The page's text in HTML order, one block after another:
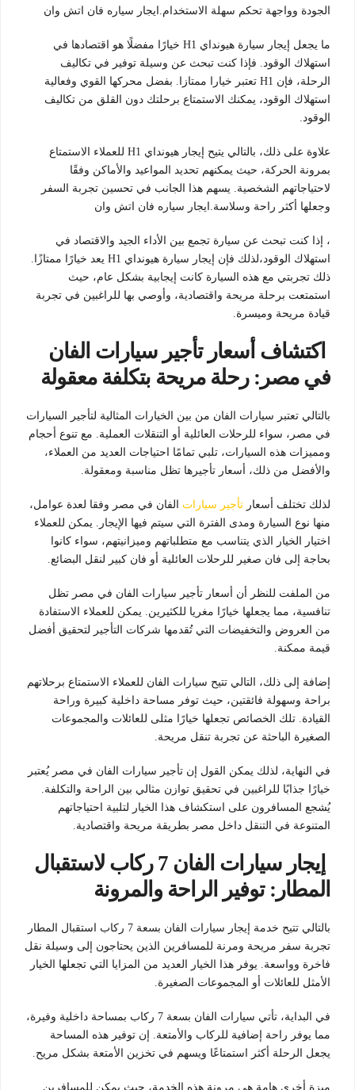
الجودة وواجهة تحكم سهلة الاستخدام.ايجار سياره فان اتش وان
ما يجعل إيجار سيارة هيونداي H1 خيارًا مفضلًا هو اقتصادها في
استهلاك الوقود. فإذا كنت تبحث عن وسيلة توفير في تكاليف
الرحلة، فإن H1 تعتبر خيارا ممتازا. بفضل محركها القوي وفعالية
استهلاك الوقود، يمكنك الاستمتاع برحلتك دون القلق من تكاليف
الوقود.
علاوة على ذلك، بالتالي يتيح إيجار هيونداي H1 للعملاء الاستمتاع
بمرونة الحركة، حيث يمكنهم تحديد المواعيد والأماكن وفقًا
لاحتياجاتهم الشخصية. يسهم هذا الجانب في تحسين تجربة السفر
وجعلها أكثر راحة وسلاسة.ايجار سياره فان اتش وان
، إذا كنت تبحث عن سيارة تجمع بين الأداء الجيد والاقتصاد في
استهلاك الوقود،لذلك فإن إيجار سيارة هيونداي H1 يعد خيارًا ممتازًا.
ذلك تجربتي مع هذه السيارة كانت إيجابية بشكل عام، حيث
استمتعت برحلة مريحة واقتصادية، وأوصي بها للراغبين في تجربة
قيادة مريحة وميسرة.
اكتشاف أسعار تأجير سيارات الفان
في مصر: رحلة مريحة بتكلفة معقولة
بالتالي تعتبر سيارات الفان من بين الخيارات المثالية لتأجير السيارات
في مصر، سواء للرحلات العائلية أو التنقلات العملية. مع تنوع أحجام
ومميزات هذه السيارات، تلبي تمامًا احتياجات العديد من العملاء،
والأفضل من ذلك، أسعار تأجيرها تظل مناسبة ومعقولة.
لذلك تختلف أسعار تأجير سيارات الفان في مصر وفقا لعدة عوامل،
منها نوع السيارة ومدى الفترة التي سيتم فيها الإيجار. يمكن للعملاء
اختيار الخيار الذي يتناسب مع متطلباتهم وميزانيتهم، سواء كانوا
بحاجة إلى فان صغير للرحلات العائلية أو فان كبير لنقل البضائع.
من الملفت للنظر أن أسعار تأجير سيارات الفان في مصر تظل
تنافسية، مما يجعلها خيارًا مغريا للكثيرين. يمكن للعملاء الاستفادة
من العروض والتخفيضات التي تُقدمها شركات التأجير لتحقيق أفضل
قيمة ممكنة.
إضافة إلى ذلك، التالي تتيح سيارات الفان للعملاء الاستمتاع برحلاتهم
براحة وسهولة فائقتين، حيث توفر مساحة داخلية كبيرة وراحة
القيادة. تلك الخصائص تجعلها خيارًا مثلى للعائلات والمجموعات
الصغيرة الباحثة عن تجربة تنقل مريحة.
في النهاية، لذلك يمكن القول إن تأجير سيارات الفان في مصر يُعتبر
خيارًا جذابًا للراغبين في تحقيق توازن مثالي بين الراحة والتكلفة.
يُشجع المسافرون على استكشاف هذا الخيار لتلبية احتياجاتهم
المتنوعة في التنقل داخل مصر بطريقة مريحة واقتصادية.
إيجار سيارات الفان 7 ركاب لاستقبال
المطار: توفير الراحة والمرونة
بالتالي تتيح خدمة إيجار سيارات الفان بسعة 7 ركاب استقبال المطار
تجربة سفر مريحة ومرنة للمسافرين الذين يحتاجون إلى وسيلة نقل
فاخرة وواسعة. يوفر هذا الخيار العديد من المزايا التي تجعلها الخيار
الأمثل للعائلات أو المجموعات الصغيرة.
في البداية، تأتي سيارات الفان بسعة 7 ركاب بمساحة داخلية وفيرة،
مما يوفر راحة إضافية للركاب والأمتعة. إن توفير هذه المساحة
يجعل الرحلة أكثر استمتاعًا ويسهم في تخزين الأمتعة بشكل مريح.
ميزة أخرى هامة هي مرونة هذه الخدمة، حيث يمكن للمسافرين